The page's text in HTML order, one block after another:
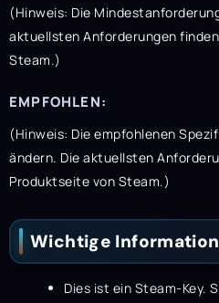
(Hinweis: Die
aktuellsten Anforderungen
Steam.)
EMPFOHLEN:
(Hinweis: Die empfohlenen
ändern. Die aktuellsten
Produktseite von Steam.)
Wichtige
Dies ist ein Steam-Key.